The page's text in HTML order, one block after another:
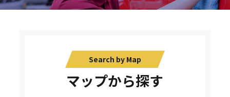
Search by Map
マップから探す